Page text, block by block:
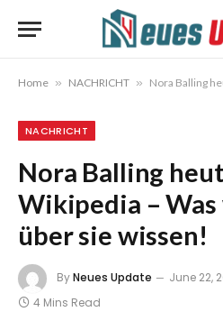
Home » NACHRICHT » Nora Balling heute
NACHRICHT
Nora Balling
Wikipedia –
über sie wissen!
ByNeues Update June 22,
4 Mins Read